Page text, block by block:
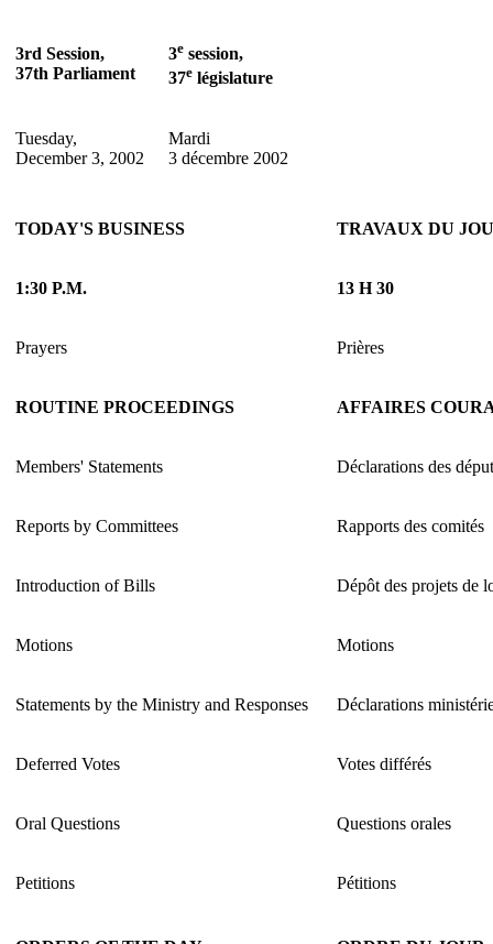
3rd Session,
37th Parliament
3e session,
37e législature
Tuesday,
December 3, 2002
Mardi
3 décembre 2002
TODAY'S BUSINESS TRAVAUX DU
1:30 P.M. 13 H 30
Prayers Prières
ROUTINE PROCEEDINGS AFFAIRES
Members' Statements Déclarations des
Reports by Committees Rapports des comités
Introduction of Bills Dépôt des projets de
Motions Motions
Statements by the Ministry and Responses Déclarations
Deferred Votes Votes différés
Oral Questions Questions orales
Petitions Pétitions